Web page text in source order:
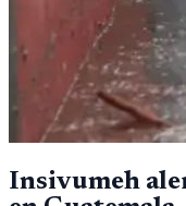
Insivumeh